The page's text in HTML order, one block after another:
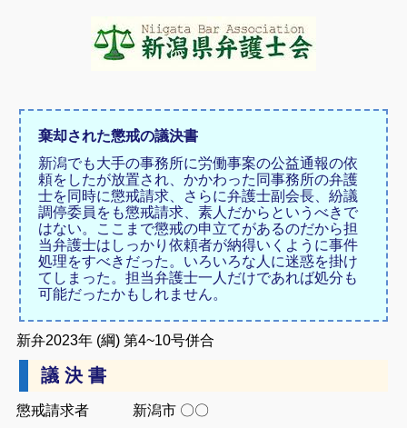
棄却された懲戒の議決書
新潟でも大手の事務所に労働事案の公益通報の依
頼をしたが放置され、かかわった同事務所の弁護
士を同時に懲戒請求、さらに弁護士副会長、紛議
調停委員をも懲戒請求、素人だからというべきで
はない。ここまで懲戒の申立てがあるのだから担
当弁護士はしっかり依頼者が納得いくように事件
処理をすべきだった。いろいろな人に迷惑を掛け
てしまった。担当弁護士一人だけであれば処分も
可能だったかもしれません。
新弁2023年 (綱)第4~10号併合
議 決 書
懲戒請求者 新潟市 〇〇